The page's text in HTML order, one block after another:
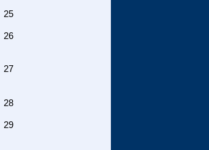
25
26
27
28
29